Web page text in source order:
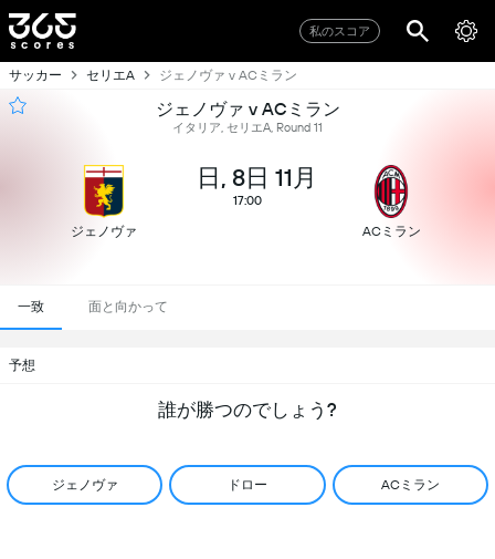
私のスコア
サッカー セリエA ジェノヴァ v ACミラン
ジェノヴァ v ACミラン
イタリア, セリエA, Round 11
ジェノヴァ
日, 8日 11月
17:00
ACミラン
一致 面と向かって
予想
誰が勝つのでしょう?
ジェノヴァ ドロー ACミラン